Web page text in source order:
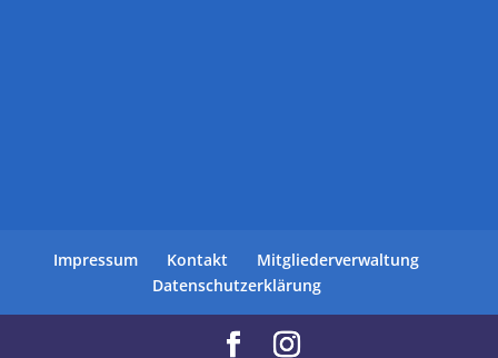
Impressum Kontakt
Mitgliederverwaltung
Datenschutzerklärung